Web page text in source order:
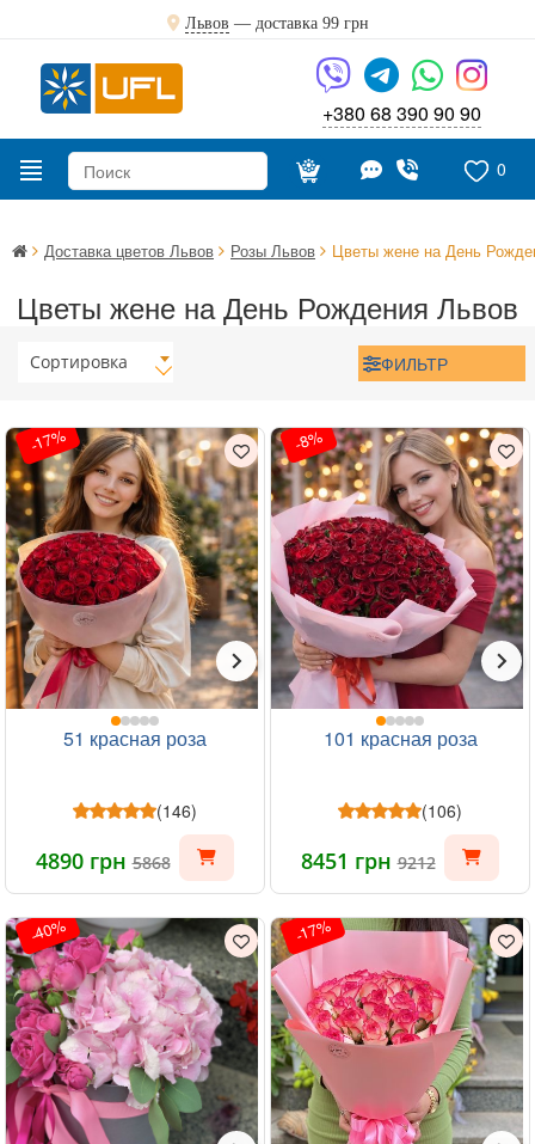
Львов — доставка 99 грн
+380 68 390 90 90
0
Доставка цветов Львов Розы Львов Цветы жене на День
Цветы жене на День Рождения Львов
Сортировка ФИЛЬТР
-17%
51 красная роза
(146)
4890 грн5868
-8%
101 красная роза
(106)
8451 грн9212
-40% -17%